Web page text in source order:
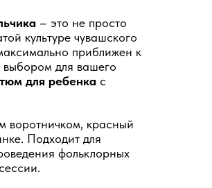
– это не просто
культуре чувашского
приближен к
выбором для вашего
для ребенка с
воротничком, красный
Подходит для
фольклорных